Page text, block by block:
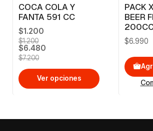
COCA COLA Y
FANTA 591 CC
$1.200
$1.200
$6.480
$7.200
Ver opciones
PACK
BEER
$6.990